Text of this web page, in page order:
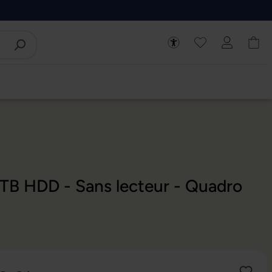
HDD - Sans lecteur - Quadro